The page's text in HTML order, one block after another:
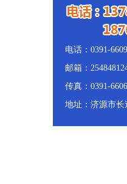
电话：0391-
邮箱：
传真：0391-
地址：济源市长